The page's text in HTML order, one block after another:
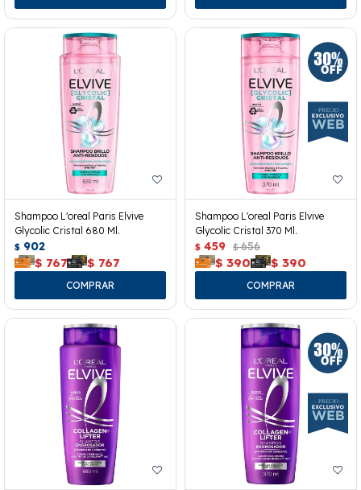
Shampoo L'oreal Paris Elvive
Glycolic Cristal 680 Ml.
$ 902
$ 767 $ 767
Shampoo L'oreal Paris Elvive
Glycolic Cristal 370 Ml.
$ 459 $ 656
$ 390 $ 390